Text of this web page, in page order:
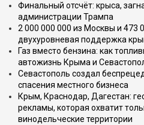
Финальный отсчёт: крыса,
администрации Трампа
2 000 000 000 из Москвы и 473
двухуровневая поддержка
Газ вместо бензина: как
автожизнь Крыма и
Севастополь создал
спасения местного бизнеса
Крым, Краснодар, Дагестан:
рекламы, которая охватит
винодельческие территории